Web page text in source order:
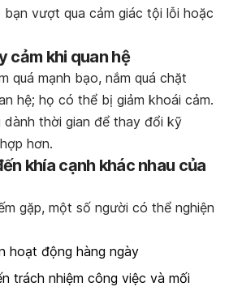
vượt qua cảm giác tội lỗi hoặc
cảm khi quan hệ
quá mạnh bạo, nắm quá chặt
hệ; họ có thể bị giảm khoái cảm.
dành thời gian để thay đổi kỹ
hơn.
khía cạnh khác nhau của
gặp, một số người có thể nghiện
hoạt động hàng ngày
trách nhiệm công việc và mối